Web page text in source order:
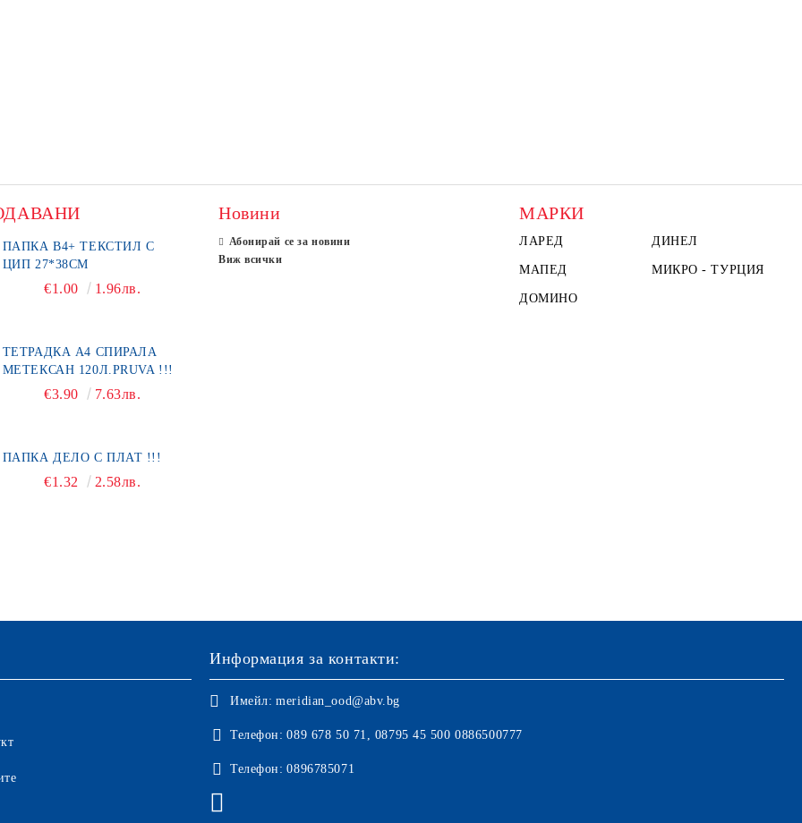
ПАПКА В4+ ТЕКСТИЛ С
ЦИП 27*38СМ
€1.00 1.96лв.
ТЕТРАДКА А4 СПИРАЛА
МЕТЕКСАН 120Л.PRUVA !!!
€3.90 7.63лв.
ПАПКА ДЕЛО С ПЛАТ !!!
€1.32 2.58лв.
Новини
Абонирай се за новини
Виж всички
МАРКИ
ЛАРЕД ДИНЕЛ
МАПЕД МИКРО - ТУРЦИЯ
ДОМИНО
Информация за контакти:
Имейл: meridian_ood@abv.bg
Телефон: 089 678 50 71, 08795 45 500 0886500777
Телефон: 0896785071